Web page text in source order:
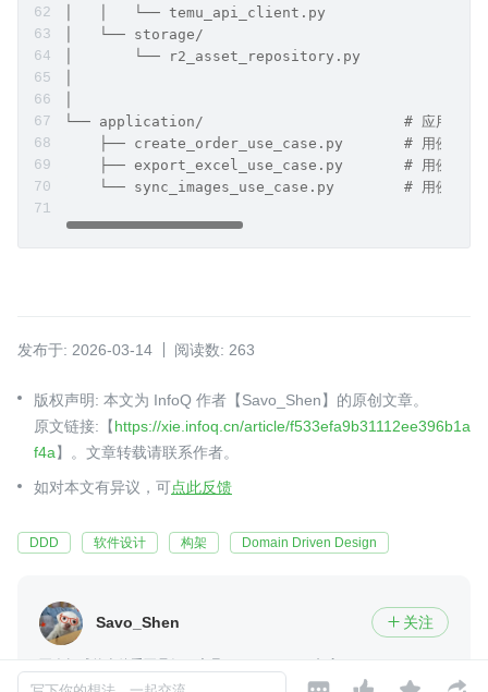
│   │   └── temu_api_client.py              # Temu
│   └── storage/
│       └── r2_asset_repository.py          # 实现
└── application/                       # 应用层：编排各
├── create_order_use_case.py       # 用例：协
├── export_excel_use_case.py       # 用例：协
└── sync_images_use_case.py        # 用例：协
发布于: 2026-03-14 阅读数: 263
版权声明: 本文为 InfoQ 作者【Savo_Shen】的原创文章。
原文链接:【https://xie.infoq.cn/article/f533efa9b31112ee396b1a
f4a】。文章转载请联系作者。
如对本文有异议，可点此反馈
DDD 软件设计 构架 Domain Driven Design
Savo_Shen  关注
还未添加个人简介